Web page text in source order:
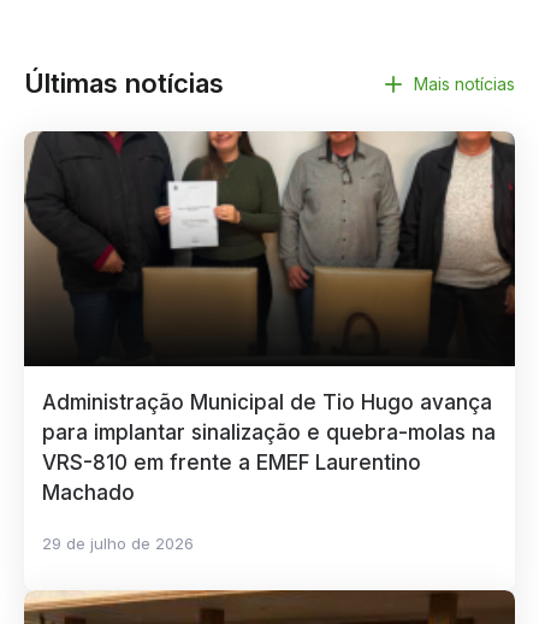
Últimas notícias Mais notícias
Administração Municipal de Tio Hugo avança
para implantar sinalização e quebra-molas na
VRS-810 em frente a EMEF Laurentino
Machado
29 de julho de 2026